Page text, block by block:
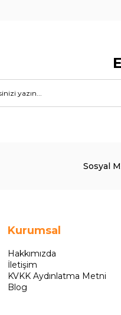
Sosyal
Kurumsal
Hakkımızda
İletişim
KVKK Aydınlatma Metni
Blog